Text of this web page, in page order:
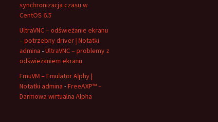
synchronizacja czasu w
CentOS 6.5
UltraVNC – odświeżanie ekranu
– potrzebny driver | Notatki
admina -UltraVNC – problemy z
odświeżaniem ekranu
EmuVM – Emulator Alphy |
Notatki admina -FreeAXP™ –
Darmowa wirtualna Alpha